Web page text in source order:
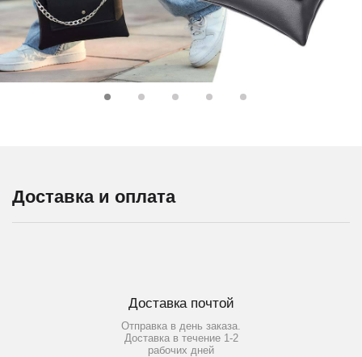
Доставка и оплата
Доставка почтой
Отправка в день заказа.
Доставка в течение 1-2
рабочих дней